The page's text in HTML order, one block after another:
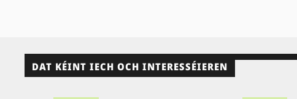
DAT KÉINT IECH OCH INTERESSÉIEREN